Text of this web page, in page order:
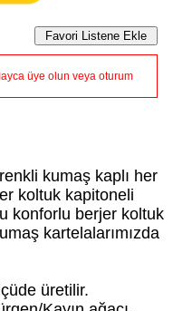
üye olun veya oturum
kumaş kaplı her
koltuk kapitoneli
konforlu berjer koltuk
kartelalarımızda
üretilir.